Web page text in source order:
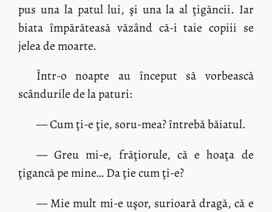
pus una la patul lui, şi una la al ţigăncii. Iar
biata împărăteasă văzând că-i taie copiii se
jelea de moarte.
Într-o noapte au început să vorbească
scândurile de la paturi:
— Cum ţi-e ţie, soru-mea? întrebă băiatul.
— Greu mi-e, frăţiorule, că e hoaţa de
ţigancă pe mine… Da ţie cum ţi-e?
— Mie mult mi-e uşor, surioară dragă, că e